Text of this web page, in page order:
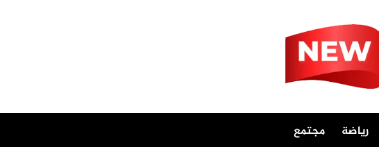
رياضة مجتمع